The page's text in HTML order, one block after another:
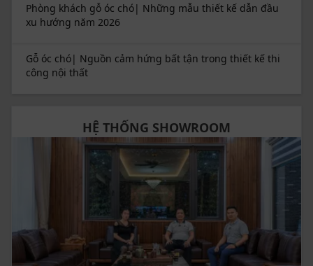
Phòng khách gỗ óc chó| Những mẫu thiết kế dẫn đầu
xu hướng năm 2026
Gỗ óc chó| Nguồn cảm hứng bất tận trong thiết kế thi
công nội thất
HỆ THỐNG SHOWROOM